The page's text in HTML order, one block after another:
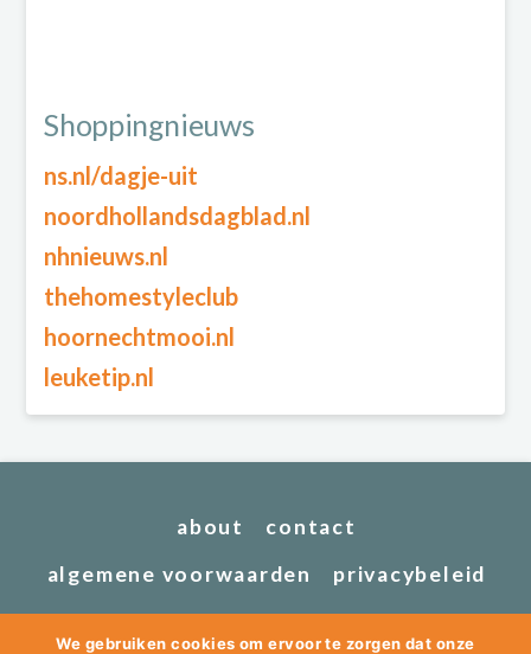
Shoppingnieuws
ns.nl/dagje-uit
noordhollandsdagblad.nl
nhnieuws.nl
thehomestyleclub
hoornechtmooi.nl
leuketip.nl
about
contact
algemene voorwaarden
privacybeleid
We gebruiken cookies om ervoor te zorgen dat onze